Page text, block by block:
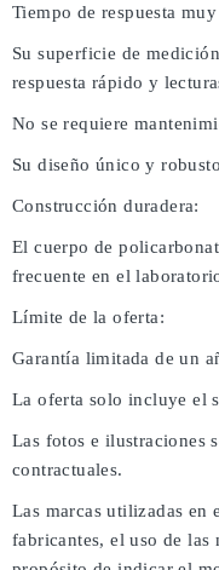
Tiempo de respuesta
Su superficie de
respuesta rápido y
No se requiere
Su diseño único y
Construcción duradera:
El cuerpo de
frecuente en el
Límite de la oferta:
Garantía limitada de un
La oferta solo incluye el
Las fotos e ilustraciones
contractuales.
Las marcas utilizadas en
fabricantes, el uso de las